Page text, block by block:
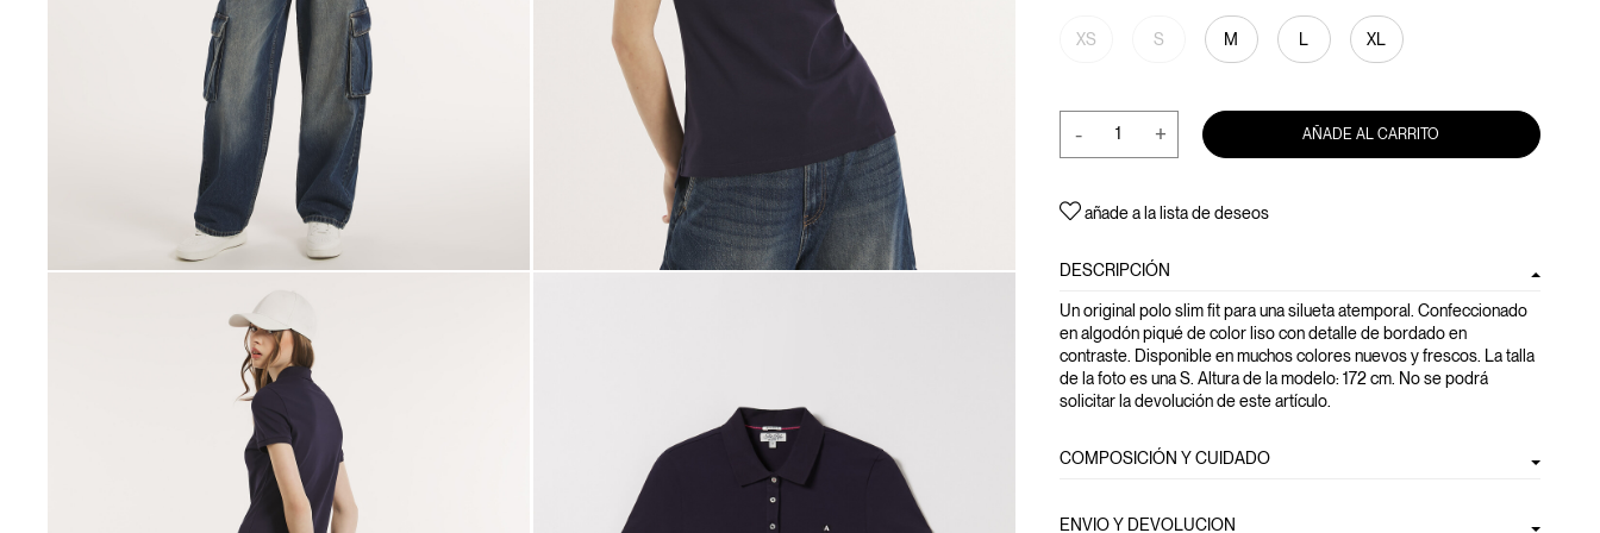
XS S M L XL
- + AÑADE AL CARRITO
añade a la lista de deseos
DESCRIPCIÓN
Un original polo slim fit para una silueta atemporal. Confeccionado
en algodón piqué de color liso con detalle de bordado en
contraste. Disponible en muchos colores nuevos y frescos. La talla
de la foto es una S. Altura de la modelo: 172 cm. No se podrá
solicitar la devolución de este artículo.
COMPOSICIÓN Y CUIDADO
ENVIO Y DEVOLUCION